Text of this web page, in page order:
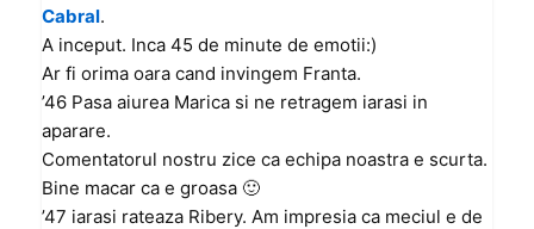
Cabral.
A inceput. Inca 45 de minute de emotii:)
Ar fi orima oara cand invingem Franta.
’46 Pasa aiurea Marica si ne retragem iarasi in
aparare.
Comentatorul nostru zice ca echipa noastra e scurta.
Bine macar ca e groasa 🙂
’47 iarasi rateaza Ribery. Am impresia ca meciul e de